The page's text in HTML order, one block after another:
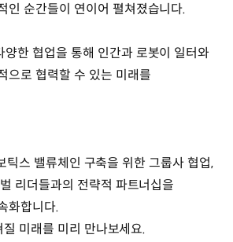
인 순간들이 연이어 펼쳐졌습니다.
양한 협업을 통해 인간과 로봇이 일터와
으로 협력할 수 있는 미래를
스 밸류체인 구축을 위한 그룹사 협업,
리더들과의 전략적 파트너십을
화합니다.
미래를 미리 만나보세요.